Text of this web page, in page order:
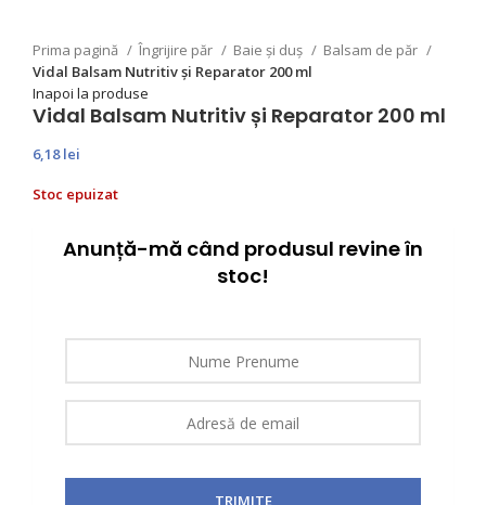
Prima pagină Îngrijire păr Baie și duș
Balsam de păr
Vidal Balsam Nutritiv și Reparator 200 ml
Inapoi la produse
Vidal Balsam Nutritiv și Reparator 200 ml
6,18lei
Stoc epuizat
Anunță-mă când produsul revine în
stoc!